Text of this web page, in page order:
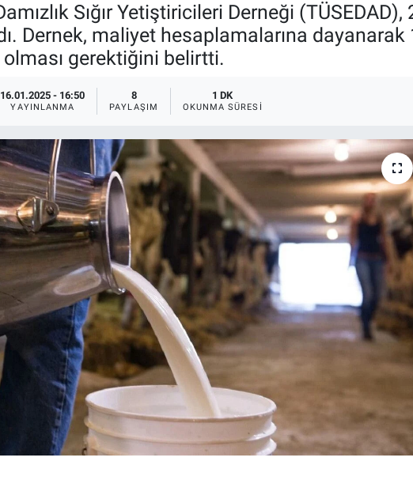
Sığır Yetiştiricileri Derneği
Dernek, maliyet hesaplamalarına
gerektiğini belirtti.
16.01.2025 - 16:50
YAYINLANMA
8
PAYLAŞIM
1 DK
OKUNMA SÜRESI